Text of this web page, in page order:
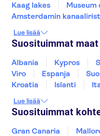
Kaag lakes
Museum
Amsterdamin
Rijksmuseum
Anne Frankin talo
Royal Palace of
Stedelijk Museum
Giethoornin kanaalit
Lue lisää
Suosituimmat maat
Albania Kypros
Viro
Espanja
Kroatia
Islanti
Portugali
Ruotsi
Turkki
Lue lisää
Suosituimmat
Gran Canaria